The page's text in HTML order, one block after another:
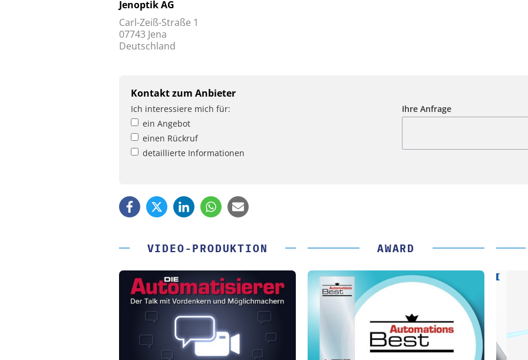
Jenoptik AG
Carl-Zeiß-Straße 1
07743 Jena
Deutschland
Kontakt zum Anbieter
Ich interessiere mich für:
ein Angebot
einen Rückruf
detaillierte Informationen
Ihre Anfrage
VIDEO-PRODUKTION AWARD